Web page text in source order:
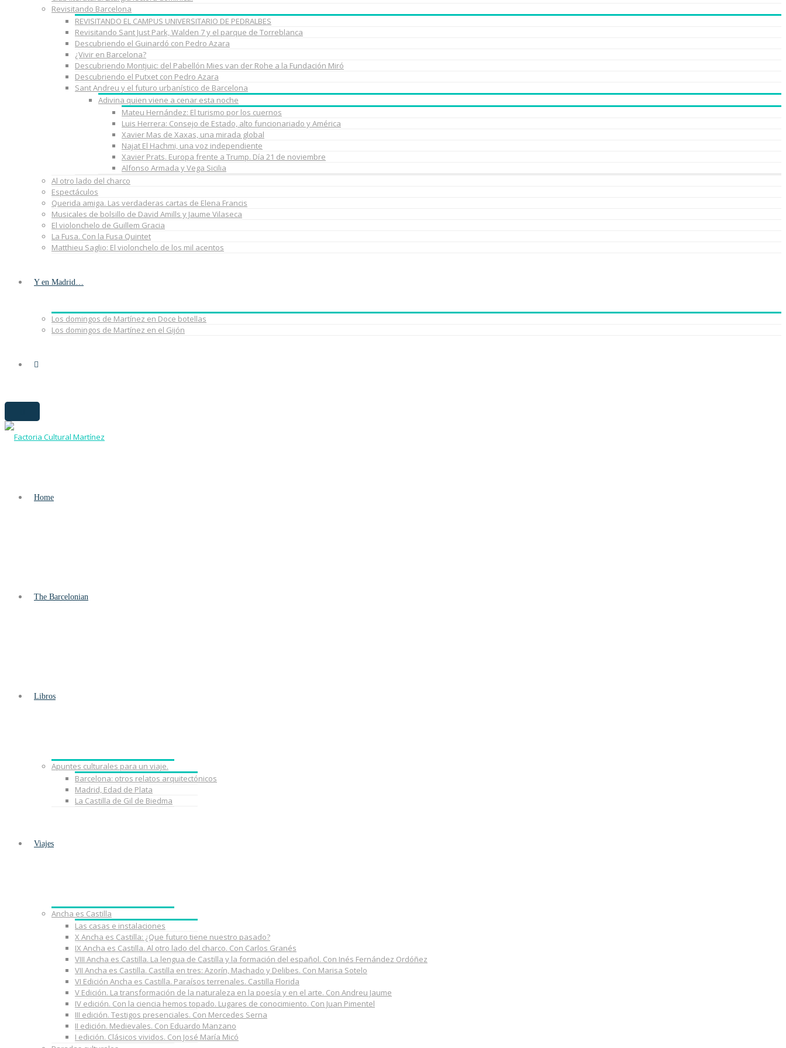
Revisitando Barcelona
REVISITANDO EL CAMPUS UNIVERSITARIO DE PEDRALBES
Revisitando Sant Just Park, Walden 7 y el parque de Torreblanca
Descubriendo el Guinardó con Pedro Azara
¿Vivir en Barcelona?
Descubriendo Montjuic: del Pabellón Mies van der Rohe a la Fundación Miró
Descubriendo el Putxet con Pedro Azara
Sant Andreu y el futuro urbanístico de Barcelona
Adivina quien viene a cenar esta noche
Mateu Hernández: El turismo por los cuernos
Luis Herrera: Consejo de Estado, alto funcionariado y América
Xavier Mas de Xaxas, una mirada global
Najat El Hachmi, una voz independiente
Xavier Prats. Europa frente a Trump. Día 21 de noviembre
Alfonso Armada y Vega Sicilia
Al otro lado del charco
Espectáculos
Querida amiga. Las verdaderas cartas de Elena Francis
Musicales de bolsillo de David Amills y Jaume Vilaseca
El violonchelo de Guillem Gracia
La Fusa. Con la Fusa Quintet
Matthieu Saglio: El violonchelo de los mil acentos
Y en Madrid…
Los domingos de Martínez en Doce botellas
Los domingos de Martínez en el Gijón
Home
The Barcelonian
Libros
Apuntes culturales para un viaje.
Barcelona: otros relatos arquitectónicos
Madrid, Edad de Plata
La Castilla de Gil de Biedma
Viajes
Ancha es Castilla
Las casas e instalaciones
X Ancha es Castilla: ¿Que futuro tiene nuestro pasado?
IX Ancha es Castilla. Al otro lado del charco. Con Carlos Granés
VIII Ancha es Castilla. La lengua de Castilla y la formación del español. Con Inés Fernández Ordóñez
VII Ancha es Castilla. Castilla en tres: Azorín, Machado y Delibes. Con Marisa Sotelo
VI Edición Ancha es Castilla. Paraísos terrenales. Castilla Florida
V Edición. La transformación de la naturaleza en la poesía y en el arte. Con Andreu Jaume
IV edición. Con la ciencia hemos topado. Lugares de conocimiento. Con Juan Pimentel
III edición. Testigos presenciales. Con Mercedes Serna
II edición. Medievales. Con Eduardo Manzano
I edición. Clásicos vividos. Con José María Micó